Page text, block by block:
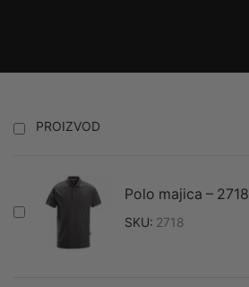
PROIZVOD
Polo majica – 2718
SKU: 2718